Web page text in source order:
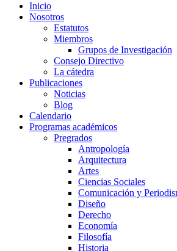
Inicio
Nosotros
Estatutos
Miembros
Grupos de Investigación
Consejo Directivo
La cátedra
Publicaciones
Noticias
Blog
Calendario
Programas académicos
Pregrados
Antropología
Arquitectura
Artes
Ciencias Sociales
Comunicación y
Diseño
Derecho
Economía
Filosofía
Historia